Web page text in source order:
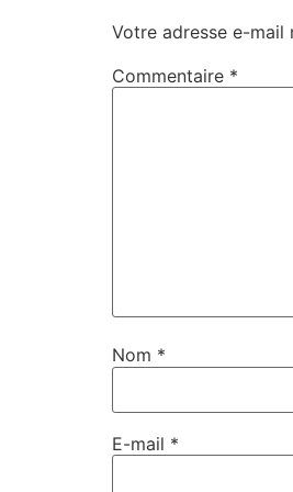
Votre adresse e-mail
Commentaire *
Nom *
E-mail *